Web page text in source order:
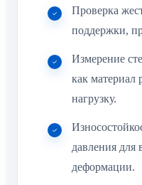
Проверка
поддержки,
Измерение
как материал
нагрузку.
давления для
деформации.